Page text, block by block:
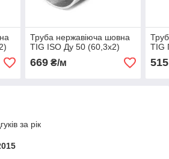
Труба нержавіюча шовна
TIG ISO Ду 50 (60,3x2)
669₴/м
TIG
515
за рік